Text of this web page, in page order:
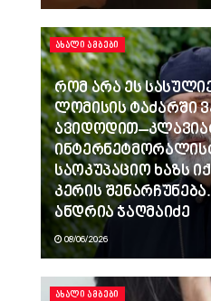
ᲐᲮᲐᲚᲘ ᲐᲛᲑᲔᲑᲘ
რომ არა ეს
ლომისის ტაძარში
საოკუპაციო ხაზს
კერის
ანდრია ჯაღმაიძე
08/06/2026
ᲐᲮᲐᲚᲘ ᲐᲛᲑᲔᲑᲘ